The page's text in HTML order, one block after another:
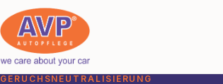
GERUCHSNEUTRALISIERUNG